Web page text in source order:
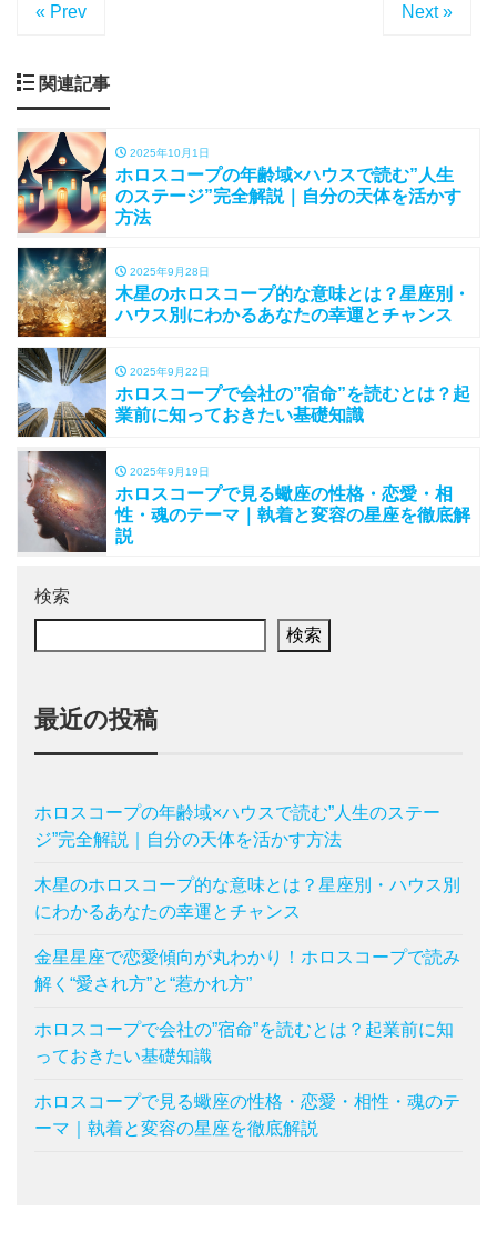
« Prev Next »
関連記事
2025年10月1日
ホロスコープの年齢域×ハウスで読む”人生
のステージ”完全解説｜自分の天体を活かす
方法
2025年9月28日
木星のホロスコープ的な意味とは？星座別・
ハウス別にわかるあなたの幸運とチャンス
2025年9月22日
ホロスコープで会社の”宿命”を読むとは？起
業前に知っておきたい基礎知識
2025年9月19日
ホロスコープで見る蠍座の性格・恋愛・相
性・魂のテーマ｜執着と変容の星座を徹底解
説
検索
検索
最近の投稿
ホロスコープの年齢域×ハウスで読む”人生のステー
ジ”完全解説｜自分の天体を活かす方法
木星のホロスコープ的な意味とは？星座別・ハウス別
にわかるあなたの幸運とチャンス
金星星座で恋愛傾向が丸わかり！ホロスコープで読み
解く“愛され方”と“惹かれ方”
ホロスコープで会社の”宿命”を読むとは？起業前に知
っておきたい基礎知識
ホロスコープで見る蠍座の性格・恋愛・相性・魂のテ
ーマ｜執着と変容の星座を徹底解説